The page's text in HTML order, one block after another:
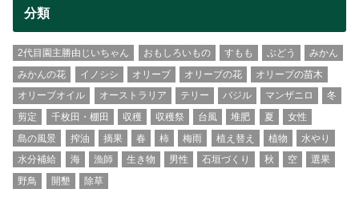
分類
2代目園主勝由じいちゃん おもしろいもの すもも ぶどう
みかん
みかんの花
イノシシ オリーブ オリーブの花
オリーブの苗木
オリーブオイル
オーストラリア テリー バジル マンザニロ
冬
剪定
千枚田・棚田 収穫 収穫祭 台風 堆肥 夏
女性
島の風景
搾油 摘果 春 柿 梅雨 植え替え 植物
水やり
水分補給
海 漁師 生き物 男性 石垣づくり 秋 空
選果
野鳥
開墾 除草